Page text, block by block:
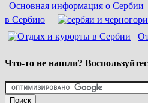
Основная информация о Сербии
в Сербию
Что-то не нашли?